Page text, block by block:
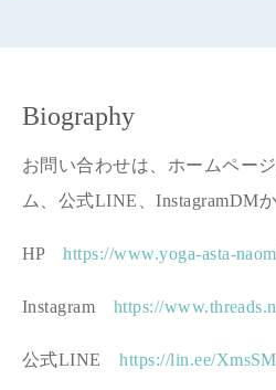
Biography
お問い合わせは、ホームペー
ム、公式LINE、InstagramDM
HPhttps://www.yoga-asta-
Instagram https://
公式LINEhttps://lin.ee/